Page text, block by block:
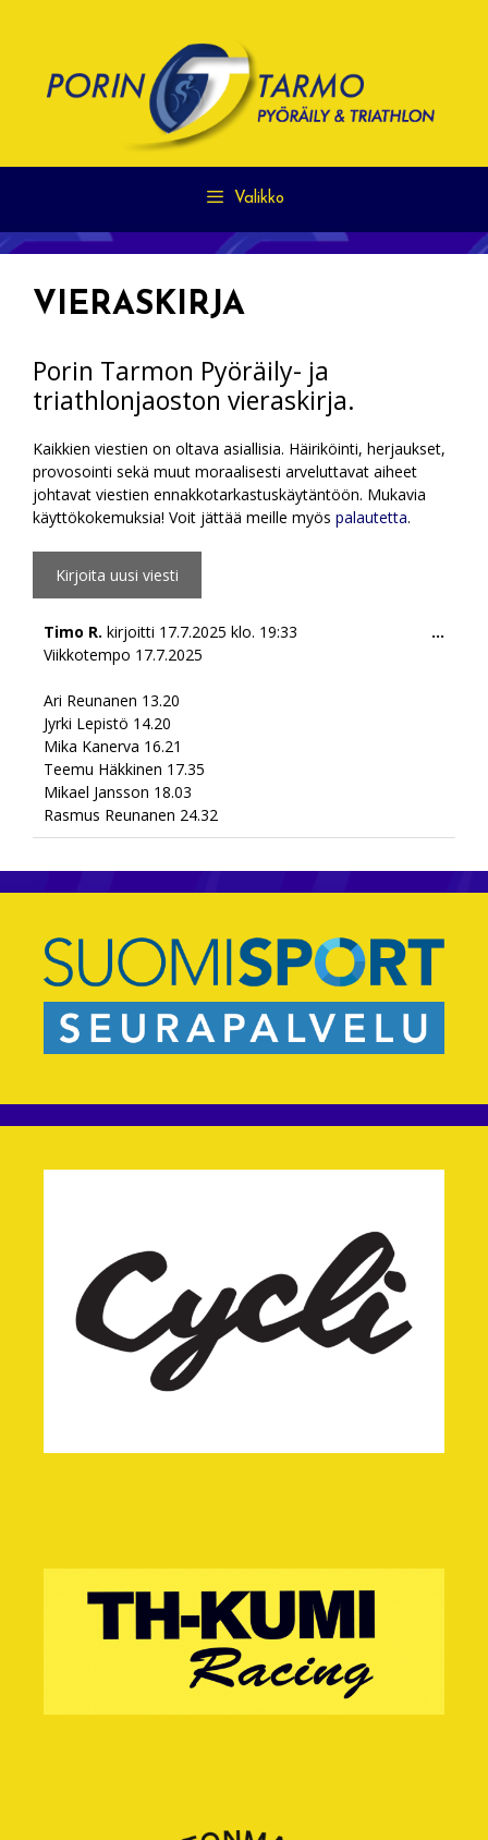
Valikko
VIERASKIRJA
Porin Tarmon Pyöräily- ja
triathlonjaoston vieraskirja.
Kaikkien viestien on oltava asiallisia. Häiriköinti, herjaukset,
provosointi sekä muut moraalisesti arveluttavat aiheet
johtavat viestien ennakkotarkastuskäytäntöön. Mukavia
käyttökokemuksia! Voit jättää meille myös palautetta.
Timo R. kirjoitti 17.7.2025 klo. 19:33
Viikkotempo 17.7.2025
Ari Reunanen 13.20
Jyrki Lepistö 14.20
Mika Kanerva 16.21
Teemu Häkkinen 17.35
Mikael Jansson 18.03
Rasmus Reunanen 24.32
...